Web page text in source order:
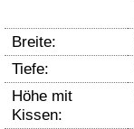
Breite:
Tiefe:
Höhe mit
Kissen: